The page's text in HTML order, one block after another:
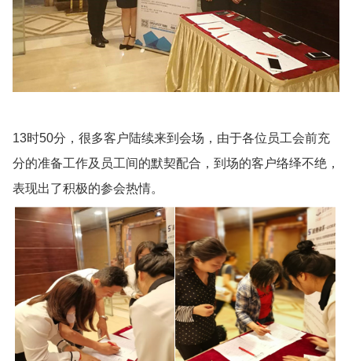
13时50分，很多客户陆续来到会场，由于各位员工会前充
分的准备工作及员工间的默契配合，到场的客户络绎不绝，
表现出了积极的参会热情。